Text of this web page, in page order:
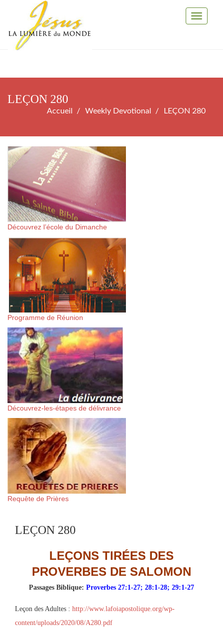
Toggle
LEÇON 280
Accueil Weekly Devotional LEÇON 280
Découvrez l’école du Dimanche
Programme de Réunion
Découvrez-les-étapes de délivrance
Requête de Prières
LEÇON 280
LEÇONS TIRÉES DES
PROVERBES DE SALOMON
Passages Biblique: Proverbes 27:1-27; 28:1-28; 29:1-27
Leçon des Adultes : http://www.lafoiapostolique.org/wp-
content/uploads/2020/08/A280.pdf